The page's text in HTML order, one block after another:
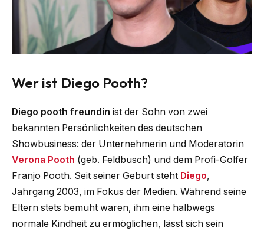
Wer ist Diego Pooth?
Diego pooth freundin ist der Sohn von zwei
bekannten Persönlichkeiten des deutschen
Showbusiness: der Unternehmerin und Moderatorin
Verona Pooth (geb. Feldbusch) und dem Profi-Golfer
Franjo Pooth. Seit seiner Geburt steht Diego,
Jahrgang 2003, im Fokus der Medien. Während seine
Eltern stets bemüht waren, ihm eine halbwegs
normale Kindheit zu ermöglichen, lässt sich sein